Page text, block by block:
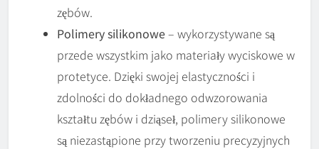
zębów.
Polimery silikonowe– wykorzystywane są
przede wszystkim jako materiały wyciskowe w
protetyce. Dzięki swojej elastyczności i
zdolności do dokładnego odwzorowania
kształtu zębów i dziąseł, polimery silikonowe
są niezastąpione przy tworzeniu precyzyjnych